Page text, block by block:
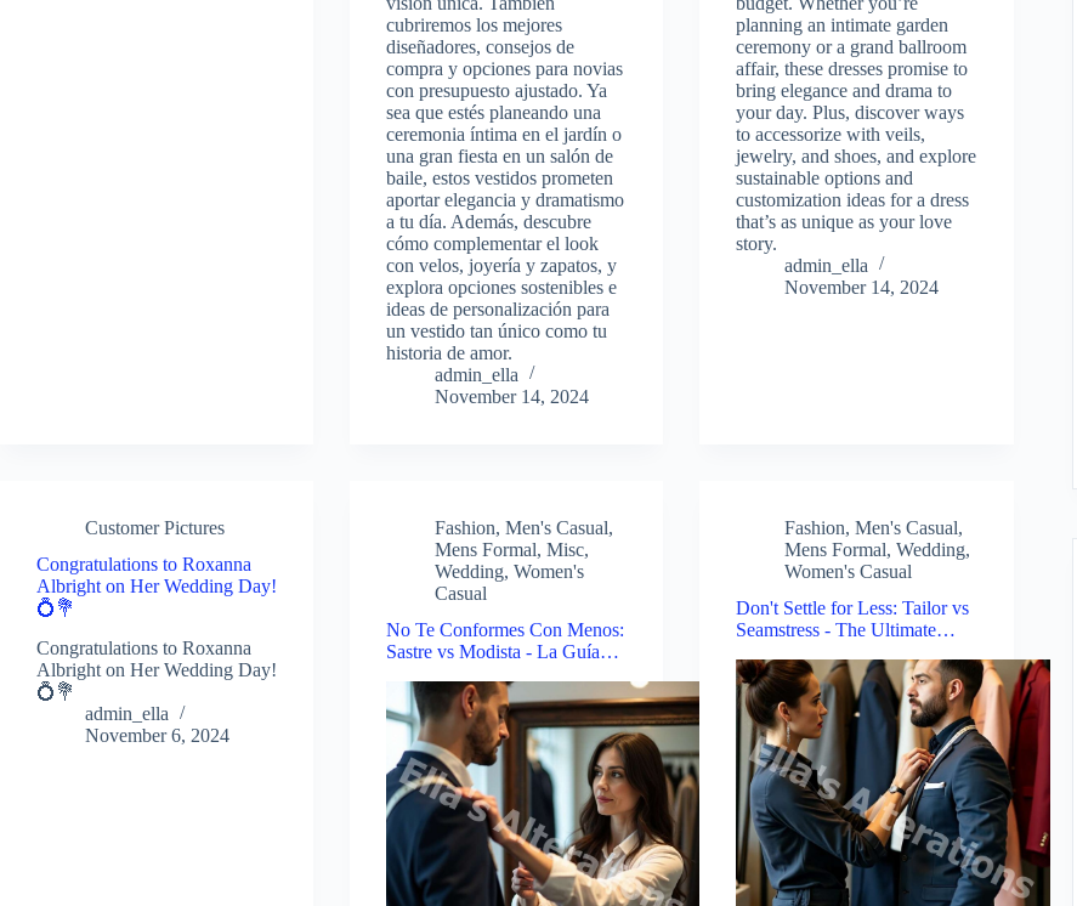
cubriremos los mejores
diseñadores, consejos de
compra y opciones para novias
con presupuesto ajustado. Ya
sea que estés planeando una
ceremonia íntima en el jardín o
una gran fiesta en un salón de
baile, estos vestidos prometen
aportar elegancia y dramatismo
a tu día. Además, descubre
cómo complementar el look
con velos, joyería y zapatos, y
explora opciones sostenibles e
ideas de personalización para
un vestido tan único como tu
historia de amor.
admin_ella
November 14, 2024
planning an intimate garden
ceremony or a grand ballroom
affair, these dresses promise to
bring elegance and drama to
your day. Plus, discover ways
to accessorize with veils,
jewelry, and shoes, and explore
sustainable options and
customization ideas for a dress
that’s as unique as your love
story.
admin_ella
November 14, 2024
Customer Pictures
Congratulations to Roxanna
Albright on Her Wedding Day!
💍💐
Congratulations to Roxanna
Albright on Her Wedding Day!
💍💐
admin_ella
November 6, 2024
Fashion,Men's Casual,
Mens Formal,Misc,
Wedding,Women's
Casual
No Te Conformes Con Menos:
Sastre vs Modista - La Guía…
Fashion,Men's Casual,
Mens Formal,Wedding,
Women's Casual
Don't Settle for Less: Tailor vs
Seamstress - The Ultimate…